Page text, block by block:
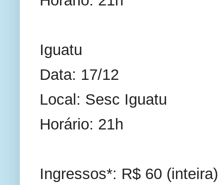
Iguatu
Data: 17/12
Local: Sesc Iguatu
Horário: 21h
Ingressos*: R$ 60